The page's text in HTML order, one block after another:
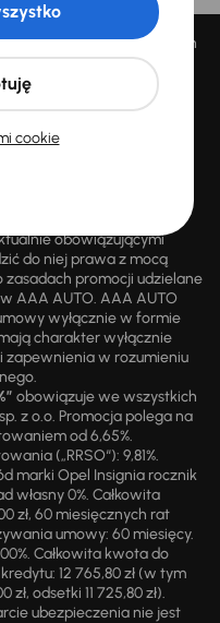
obowiązuje we wszystkich
z o.o. („AAA AUTO”).
wybranych pojazdów
internetowym
w prezentowanej
pomiędzy najniższą ceną
a jego aktualną ceną
promocją jest zmienna i
dostępnych pojazdów
każdego dnia.
obowiązującymi
do niej prawa z mocą
promocji udzielane
AAA AUTO. AAA AUTO
wyłącznie w formie
charakter wyłącznie
zapewnienia w rozumieniu
obowiązuje we wszystkich
z o.o. Promocja polega na
od 6,65%.
(„RRSO“): 9,81%.
marki Opel Insignia rocznik
własny 0%. Całkowita
zł, 60 miesięcznych rat
umowy: 60 miesięcy.
Całkowita kwota do
12 765,80 zł (w tym
odsetki 11 725,80 zł).
ubezpieczenia nie jest
cookie